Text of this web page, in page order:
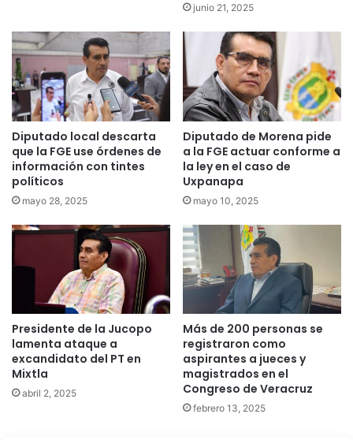
junio 21, 2025
Diputado local descarta
que la FGE use órdenes de
información con tintes
políticos
mayo 28, 2025
Diputado de Morena pide
a la FGE actuar conforme a
la ley en el caso de
Uxpanapa
mayo 10, 2025
Presidente de la Jucopo
lamenta ataque a
excandidato del PT en
Mixtla
abril 2, 2025
Más de 200 personas se
registraron como
aspirantes a jueces y
magistrados en el
Congreso de Veracruz
febrero 13, 2025